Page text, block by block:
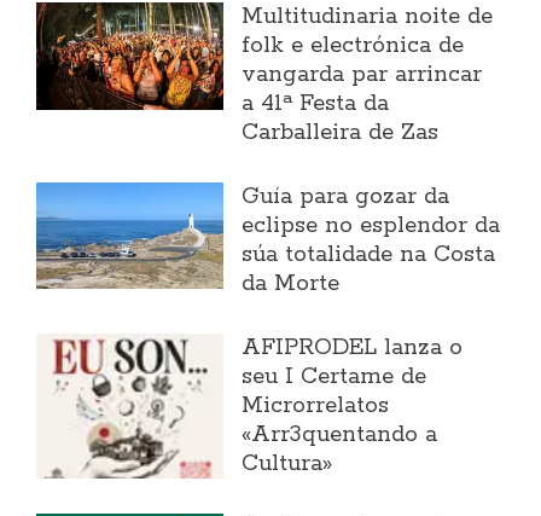
Multitudinaria noite de
folk e electrónica de
vangarda par arrincar
a 41ª Festa da
Carballeira de Zas
Guía para gozar da
eclipse no esplendor da
súa totalidade na Costa
da Morte
AFIPRODEL lanza o
seu I Certame de
Microrrelatos
«Arr3quentando a
Cultura»